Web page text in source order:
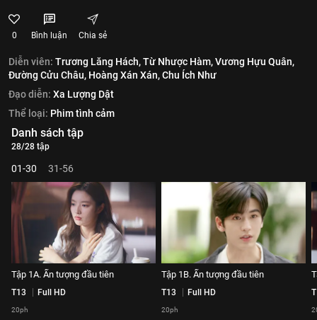
0 Bình luận Chia sẻ
Diễn viên: Trương Lăng Hách,Từ Nhược Hàm,Vương Hựu Quân,
Đường Cửu Châu, Hoàng Xán Xán,Chu Ích Như
Đạo diễn: Xa Lượng Dật
Thể loại: Phim tình cảm
Danh sách tập
28/28 tập
01-30 31-56
Tập 1A. Ấn tượng đầu tiên
T13 Full HD
20ph
Tập 1B. Ấn tượng đầu tiên
T13 Full HD
20ph